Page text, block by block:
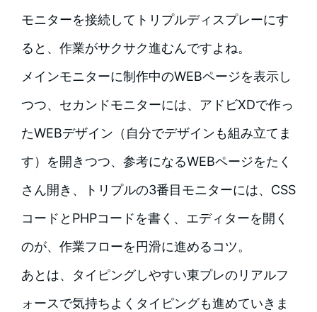
モニターを接続してトリプルディスプレーにす
ると、作業がサクサク進むんですよね。
メインモニターに制作中のWEBページを表示し
つつ、セカンドモニターには、アドビXDで作っ
たWEBデザイン（自分でデザインも組み立てま
す）を開きつつ、参考になるWEBページをたく
さん開き、トリプルの3番目モニターには、CSS
コードとPHPコードを書く、エディターを開く
のが、作業フローを円滑に進めるコツ。
あとは、タイピングしやすい東プレのリアルフ
ォースで気持ちよくタイピングも進めていきま